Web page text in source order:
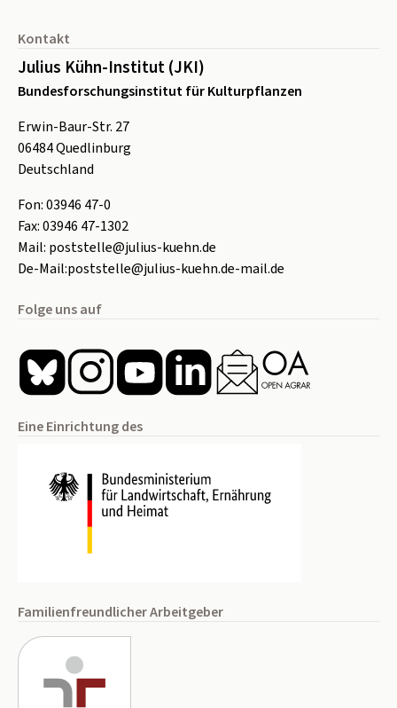
Kontakt
Julius Kühn-Institut (JKI)
Bundesforschungsinstitut für Kulturpflanzen
Erwin-Baur-Str. 27
06484Quedlinburg
Deutschland
Fon:03946 47-0
Fax:03946 47-1302
Mail: poststelle@julius-kuehn.de
De-Mail:poststelle@julius-kuehn.de-mail.de
Folge uns auf
Eine Einrichtung des
Familienfreundlicher Arbeitgeber